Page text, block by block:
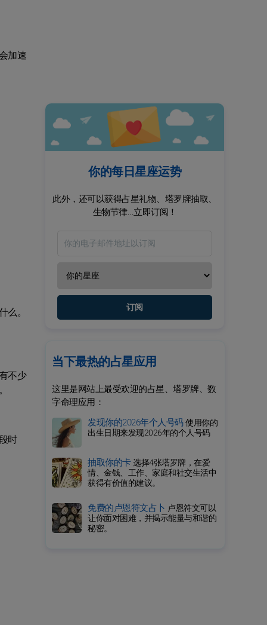
加速
。
不少
时
你的每日星座运势
此外，还可以获得占星礼物、塔罗牌抽取、
生物节律...立即订阅！
订阅
当下最热的占星应用
这里是网站上最受欢迎的占星、塔罗牌、数
字命理应用：
发现你的2026年个人号码使用你的
出生日期来发现2026年的个人号码
抽取你的卡选择4张塔罗牌，在爱
情、金钱、工作、家庭和社交生活中
获得有价值的建议。
免费的卢恩符文占卜 卢恩符文可以
让你面对困难，并揭示能量与和谐的
秘密。